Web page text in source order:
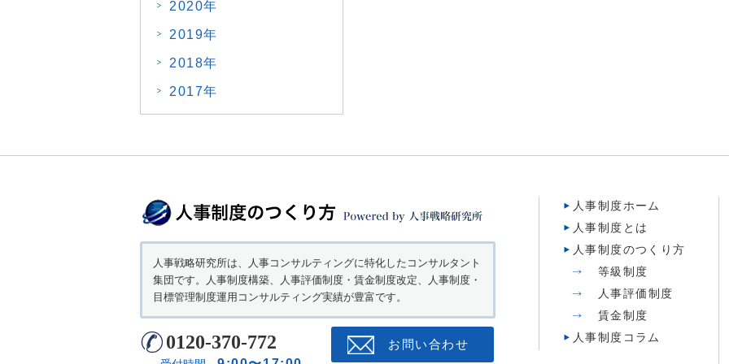
2020年
2019年
2018年
2017年
人事戦略研究所は、人事コンサルティングに特化したコンサルタント
集団です。人事制度構築、人事評価制度・賃金制度改定、人事制度・
目標管理制度運用コンサルティング実績が豊富です。
0120-370-772 お問い合わせ
人事制度ホーム
人事制度とは
人事制度のつくり方
等級制度
人事評価制度
賃金制度
人事制度コラム